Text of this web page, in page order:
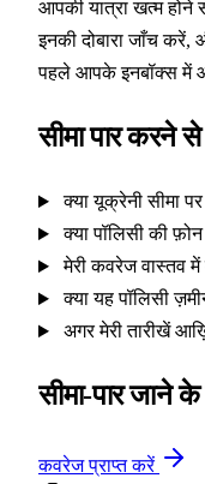
आपकी यात्रा खत्म होने
इनकी दोबारा जाँच करें,
पहले आपके इनबॉक्स में
सीमा पार करने
क्या यूक्रेनी सीमा पर
क्या पॉलिसी की फ़ोन
मेरी कवरेज वास्तव
क्या यह पॉलिसी
अगर मेरी तारीखें
सीमा-पार जाने के
कवरेज प्राप्त करें